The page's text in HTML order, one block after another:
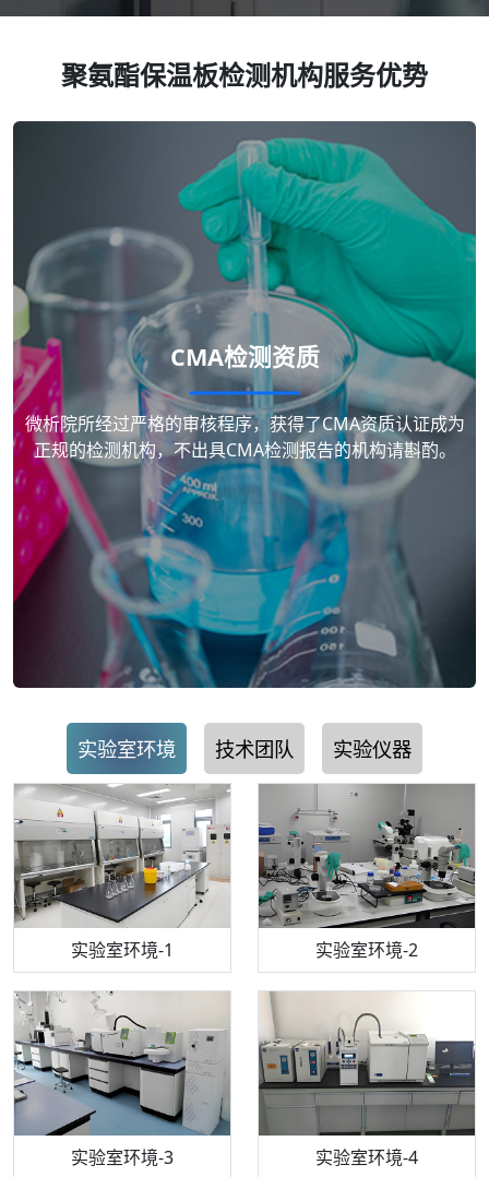
聚氨酯保温板检测机构服务优势
CMA检测资质
微析院所经过严格的审核程序，获得了CMA资质认证成为
正规的检测机构，不出具CMA检测报告的机构请斟酌。
实验室环境 技术团队 实验仪器
实验室环境-1 实验室环境-2
实验室环境-3 实验室环境-4
机构质检技术员-1 机构质检技术员-2
机构质检技术员-3 机构质检技术员-4
步入式恒温恒湿试验箱 电感耦合等离子体光谱仪
高效液相色谱仪 流式细胞仪